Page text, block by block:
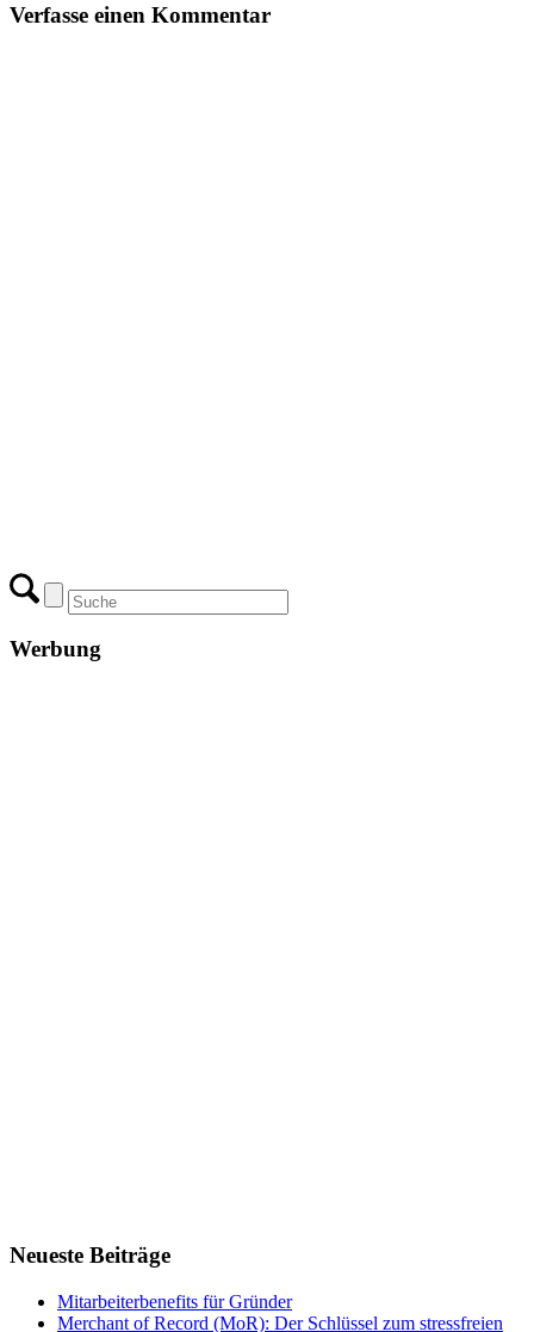
Verfasse einen Kommentar
Werbung
Neueste Beiträge
Mitarbeiterbenefits für Gründer
Merchant of Record (MoR): Der Schlüssel zum stressfreien